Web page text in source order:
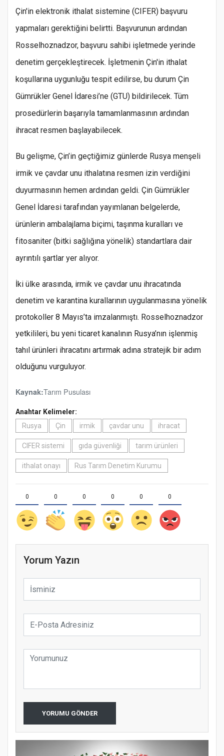
Çin'in elektronik ithalat sistemine (CIFER) başvuru
yapmaları gerektiğini belirtti. Başvurunun ardından
Rosselhoznadzor, başvuru sahibi işletmede yerinde
denetim gerçekleştirecek. İşletmenin Çin'in ithalat
koşullarına uygunluğu tespit edilirse, bu durum Çin
Gümrükler Genel İdaresi’ne (GTU) bildirilecek. Tüm
prosedürlerin başarıyla tamamlanmasının ardından
ihracat resmen başlayabilecek.
Bu gelişme, Çin’in geçtiğimiz günlerde Rusya menşeli
irmik ve çavdar unu ithalatına resmen izin verdiğini
duyurmasının hemen ardından geldi. Çin Gümrükler
Genel İdaresi tarafından yayımlanan belgelerde,
ürünlerin ambalajlama biçimi, taşınma kuralları ve
fitosaniter (bitki sağlığına yönelik) standartlara dair
ayrıntılı şartlar yer alıyor.
İki ülke arasında, irmik ve çavdar unu ihracatında
denetim ve karantina kurallarının uygulanmasına yönelik
protokoller 8 Mayıs’ta imzalanmıştı. Rosselhoznadzor
yetkilileri, bu yeni ticaret kanalının Rusya’nın işlenmiş
tahıl ürünleri ihracatını artırmak adına stratejik bir adım
olduğunu vurguluyor.
Kaynak:Tarım Pusulası
Anahtar Kelimeler:
Rusya
Çin irmik çavdar unu ihracat
CIFER sistemi gıda güvenliği tarım ürünleri
ithalat onayı Rus Tarım Denetim Kurumu
0 0 0 0 0 0
Yorum Yazın
YORUMU GÖNDER